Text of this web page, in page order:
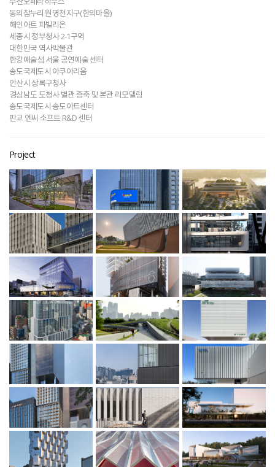
동의참누리원 영천지구(한의마을)
해인아트 파빌리온
세종시 정부청사 2-1구역
대한민국 역사박물관
한강예술섬 서울 공연예술 센터
송도국제도시 아쿠아리움
안산시 상록구청사
경상남도 도청사 별관 증축 및 본관 리모델링
송도국제도시 송도아트센터
판교 엔씨 소프트 R&D 센터
Project